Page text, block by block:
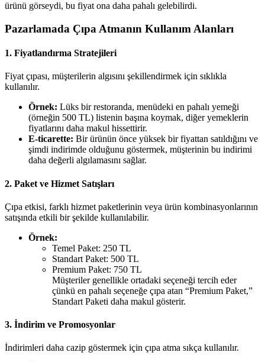
ürünü görseydi, bu fiyat ona daha pahalı gelebilirdi.
Pazarlamada Çıpa Atmanın Kullanım Alanları
1. Fiyatlandırma Stratejileri
Fiyat çıpası, müşterilerin algısını şekillendirmek için sıklıkla
kullanılır.
Örnek: Lüks bir restoranda, menüdeki en pahalı yemeği
(örneğin 500 TL) listenin başına koymak, diğer yemeklerin
fiyatlarını daha makul hissettirir.
E-ticarette: Bir ürünün önce yüksek bir fiyattan satıldığını ve
şimdi indirimde olduğunu göstermek, müşterinin bu indirimi
daha değerli algılamasını sağlar.
2. Paket ve Hizmet Satışları
Çıpa etkisi, farklı hizmet paketlerinin veya ürün kombinasyonlarının
satışında etkili bir şekilde kullanılabilir.
Örnek:
Temel Paket: 250 TL
Standart Paket: 500 TL
Premium Paket: 750 TL
Müşteriler genellikle ortadaki seçeneği tercih eder
çünkü en pahalı seçeneğe çıpa atan “Premium Paket,”
Standart Paketi daha makul gösterir.
3. İndirim ve Promosyonlar
İndirimleri daha cazip göstermek için çıpa atma sıkça kullanılır.